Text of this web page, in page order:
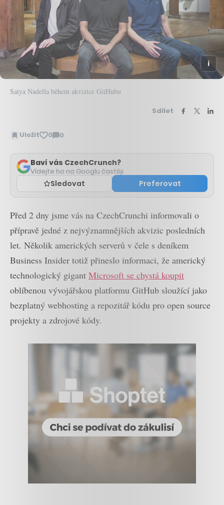
Satya Nadella během akvizice GitHubu
Sdílet
Uložit 0 0
Zobrazit
Baví vás CzechCrunch?
Vídejte ho na Googlu častěji.
Sledovat Preferovat
Před 2 dny jsme vás na CzechCrunchi informovali o
přípravě jedné z nejvýznamnějších akvizic posledních
let. Několik amerických serverů v čele s deníkem
Business Insider totiž přineslo informaci, že americký
technologický gigant Microsoft se chystá koupit
oblíbenou vývojářskou platformu GitHub sloužící jako
bezplatný webhosting a repozitář kódu pro open source
projekty a zdrojové kódy.